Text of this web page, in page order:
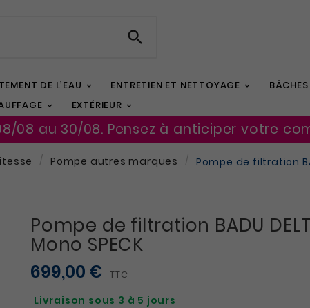

DE L’EAU ENTRETIEN ET NETTOYAGE
EXTÉRIEUR
08 au 30/08. Pensez à anticiper votre
Pompe autres marques Pompe de filtration
Pompe de filtration BADU
Mono SPECK
699,00 € TTC
Livraison sous 3 à 5 jours